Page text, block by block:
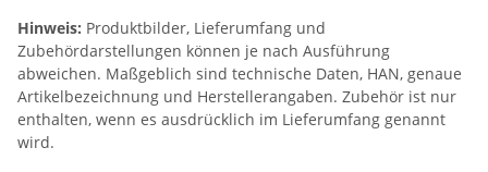
Hinweis: Produktbilder, Lieferumfang und
Zubehördarstellungen können je nach Ausführung
abweichen. Maßgeblich sind technische Daten, HAN, genaue
Artikelbezeichnung und Herstellerangaben. Zubehör ist nur
enthalten, wenn es ausdrücklich im Lieferumfang genannt
wird.